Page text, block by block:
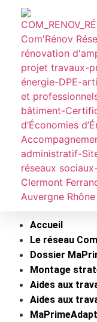
Accueil
Le réseau
Dossier
Montage
Aides aux
Aides aux